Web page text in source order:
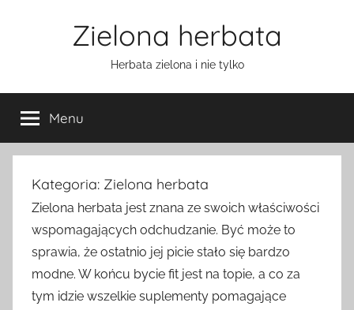
Zielona herbata
Herbata zielona i nie tylko
Menu
Kategoria: Zielona herbata
Zielona herbata jest znana ze swoich właściwości
wspomagających odchudzanie. Być może to
sprawia, że ostatnio jej picie stało się bardzo
modne. W końcu bycie fit jest na topie, a co za
tym idzie wszelkie suplementy pomagające